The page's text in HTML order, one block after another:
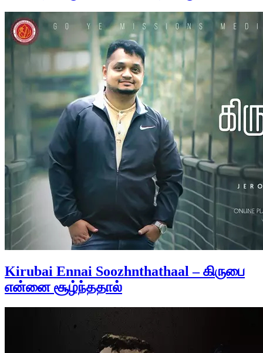
Kirubai Ennai Soozhnthathaal – கிருபை
என்னை சூழ்ந்ததால்